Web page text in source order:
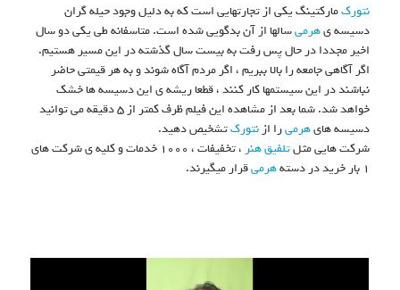
نتورکمارکتینگ یکی از تجارتهایی است که به دلیل وجود حیله گران
دسیسه یهرمیسالها از آن بدگویی شده است. متاسفانه طی یکی دو سال
اخیر مجددا در حال پس رفت به بیست سال گذشته در این مسیر هستیم.
اگر آگاهی جامعه را بالا ببریم ، اگر مردم آگاه شوند و به هر قیمتی حاضر
نباشند در این سیستمها کار کنند ، قطعا ریشه ی این دسیسه ها خشک
خواهد شد. شما بعد از مشاهده این فیلم ظرف کمتر از ۵ دقیقه می توانید
دسیسه هایهرمیرا ازنتورکتشخیص دهید.
شرکت هایی مثلتلفیق هنر
، تخفیفات ، ۱۰۰۰ خدمات و کلیه ی شرکت های
۱ بار خرید در دسته
هرمیقرار میگیرند.